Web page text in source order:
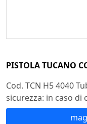
PISTOLA TUCANO
Cod. TCN H5 4040
sicurezza: in caso di